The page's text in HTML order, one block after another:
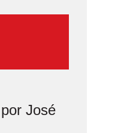
José